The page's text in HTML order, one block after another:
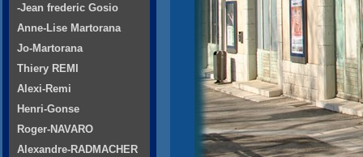
-Jean frederic Gosio
Anne-Lise Martorana
Jo-Martorana
Thiery REMI
Alexi-Remi
Henri-Gonse
Roger-NAVARO
Alexandre-RADMACHER